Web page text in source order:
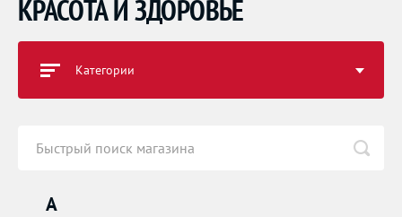
КРАСОТА И ЗДОРОВЬЕ
Категории
A